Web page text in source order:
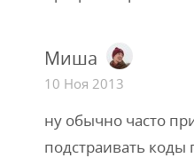
Миша
10 Ноя 2013
ну обычно часто
подстраивать коды